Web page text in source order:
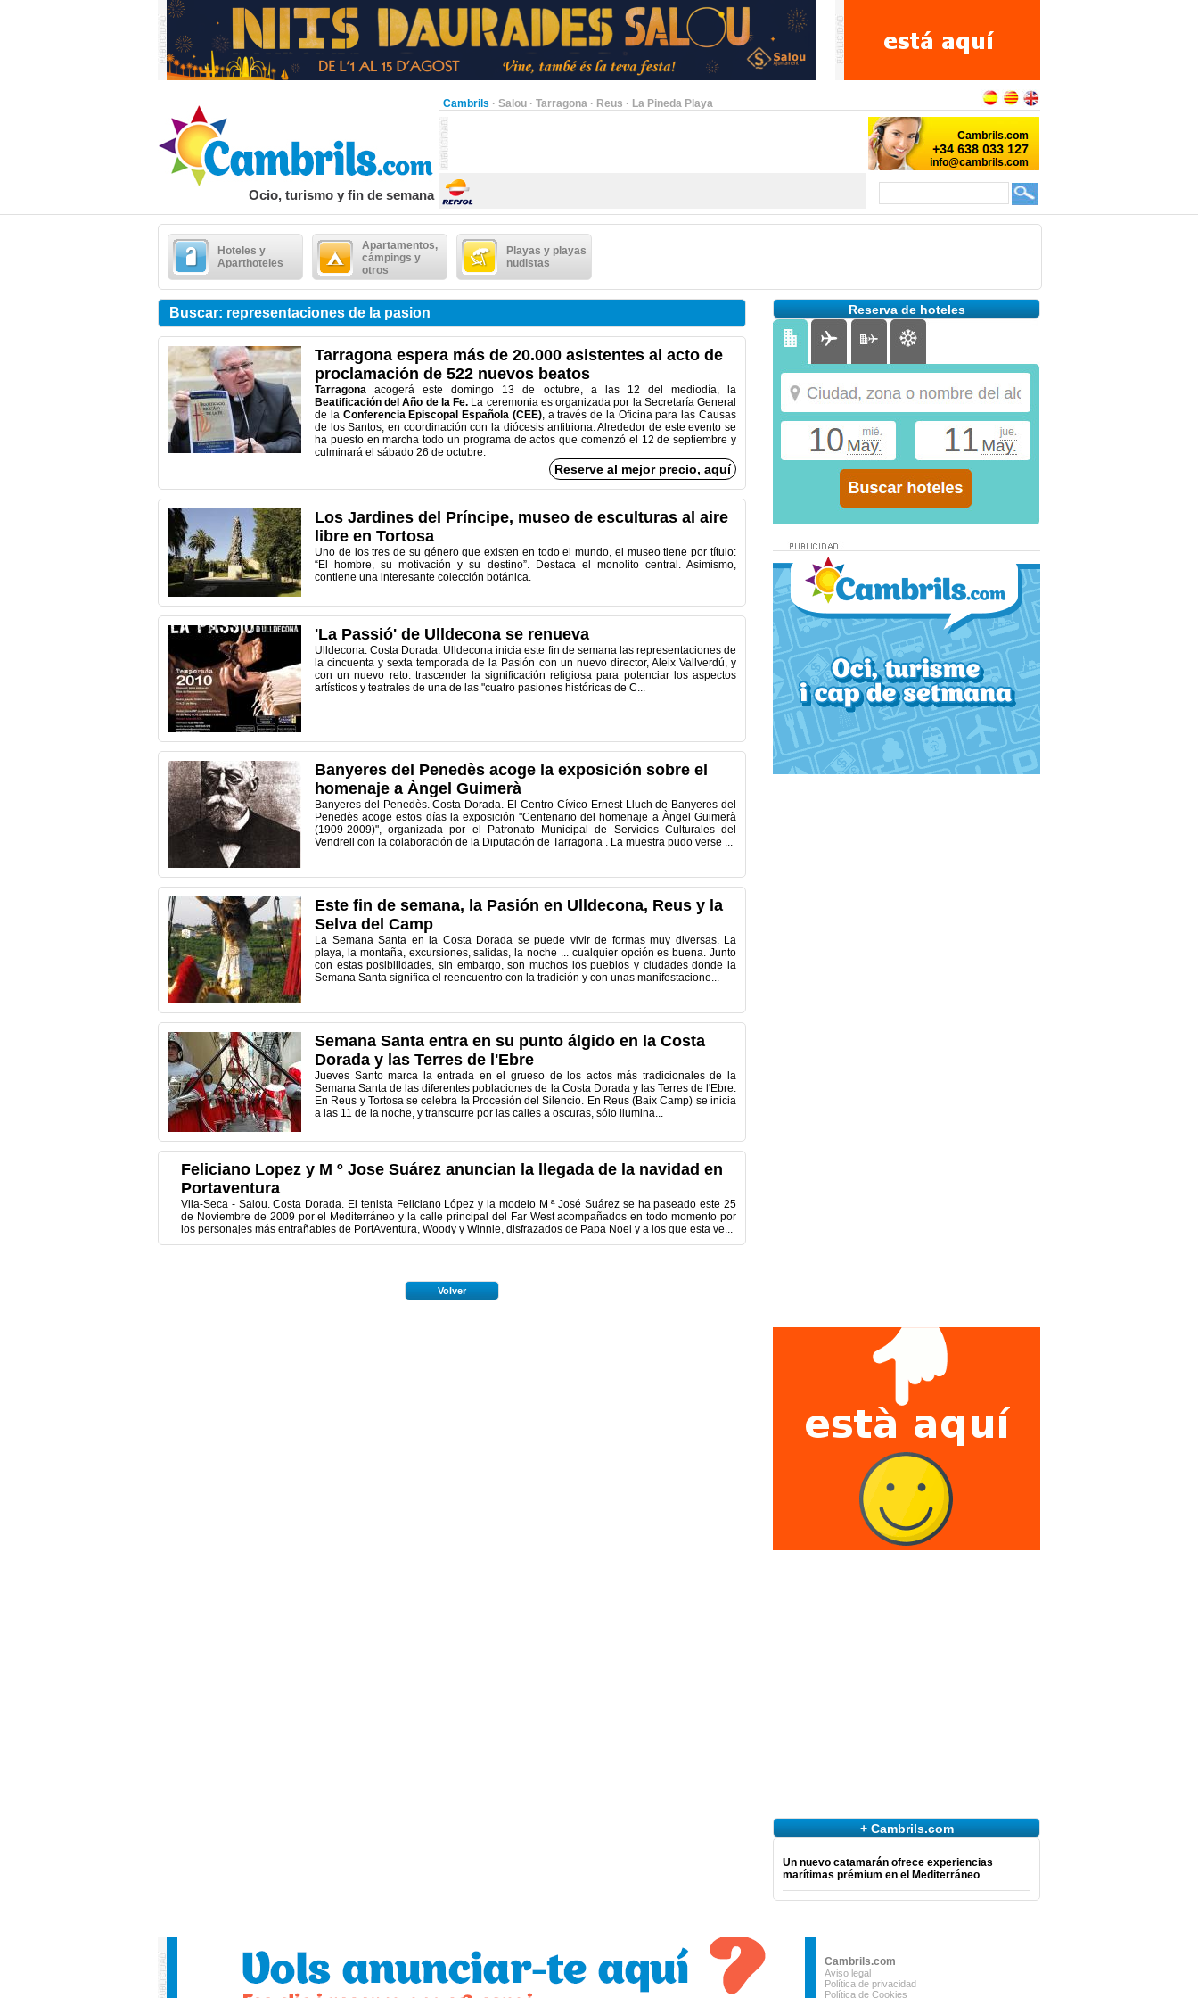
Cambrils · Salou · Tarragona · Reus · La Pineda Playa
Ocio, turismo y fin de semana
Hoteles y
Aparthoteles
Apartamentos,
cámpings y
otros
Playas y playas
nudistas
Buscar: representaciones de la pasion
Tarragona espera más de 20.000 asistentes al acto de
proclamación de 522 nuevos beatos
Tarragonaacogerá este domingo 13 de octubre, a las 12 del mediodía, la
Beatificación del Año de la Fe. La ceremonia es organizada por la Secretaría General
de la Conferencia Episcopal Española (CEE), a través de la Oficina para las Causas
de los Santos, en coordinación con la diócesis anfitriona. Alrededor de este evento se
ha puesto en marcha todo un programa de actos que comenzó el 12 de septiembre y
culminará el sábado 26 de octubre.
Reserve al mejor precio, aquí
Los Jardines del Príncipe, museo de esculturas al aire
libre en Tortosa
Uno de los tres de su género que existen en todo el mundo, el museo tiene por título:
“El hombre, su motivación y su destino”. Destaca el monolito central. Asimismo,
contiene una interesante colección botánica.
'La Passió' de Ulldecona se renueva
Ulldecona. Costa Dorada. Ulldecona inicia este fin de semana las representaciones de
la cincuenta y sexta temporada de la Pasión con un nuevo director, Aleix Vallverdú, y
con un nuevo reto: trascender la significación religiosa para potenciar los aspectos
artísticos y teatrales de una de las "cuatro pasiones históricas de C...
Banyeres del Penedès acoge la exposición sobre el
homenaje a Àngel Guimerà
Banyeres del Penedès. Costa Dorada. El Centro Cívico Ernest Lluch de Banyeres del
Penedès acoge estos días la exposición "Centenario del homenaje a Àngel Guimerà
(1909-2009)", organizada por el Patronato Municipal de Servicios Culturales del
Vendrell con la colaboración de la Diputación de Tarragona . La muestra pudo verse ...
Este fin de semana, la Pasión en Ulldecona, Reus y la
Selva del Camp
La Semana Santa en la Costa Dorada se puede vivir de formas muy diversas. La
playa, la montaña, excursiones, salidas, la noche ... cualquier opción es buena. Junto
con estas posibilidades, sin embargo, son muchos los pueblos y ciudades donde la
Semana Santa significa el reencuentro con la tradición y con unas manifestacione...
Semana Santa entra en su punto álgido en la Costa
Dorada y las Terres de l'Ebre
Jueves Santo marca la entrada en el grueso de los actos más tradicionales de la
Semana Santa de las diferentes poblaciones de la Costa Dorada y las Terres de l'Ebre.
En Reus y Tortosa se celebra la Procesión del Silencio. En Reus (Baix Camp) se inicia
a las 11 de la noche, y transcurre por las calles a oscuras, sólo ilumina...
Feliciano Lopez y M º Jose Suárez anuncian la llegada de la navidad en
Portaventura
Vila-Seca - Salou. Costa Dorada. El tenista Feliciano López y la modelo M ª José Suárez se ha paseado este 25
de Noviembre de 2009 por el Mediterráneo y la calle principal del Far West acompañados en todo momento por
los personajes más entrañables de PortAventura, Woody y Winnie, disfrazados de Papa Noel y a los que esta ve...
Volver
Reserva de hoteles
+ Cambrils.com
Un nuevo catamarán ofrece experiencias
marítimas prémium en el Mediterráneo
Cambrils.com
Aviso legal
Política de privacidad
Política de Cookies